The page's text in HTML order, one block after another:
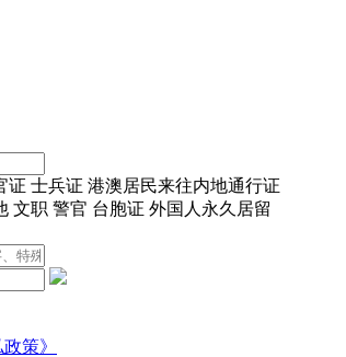
证 士兵证 港澳居民来往内地通行证
文职 警官 台胞证 外国人永久居留
政策》